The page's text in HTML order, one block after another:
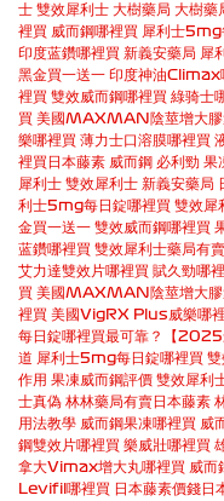
士 雙效犀利士 大樹藥局 大樹藥
裡買 威而鋼哪裡買 犀利士5mg
印度蓝鑽哪裡買 新義安藥局 犀
黑金買一送一 印度神油Climax
裡買 雙效威而鋼哪裡買 綠骑士
買 美國MAXMAN陰莖增大膠
樂哪裡買 薄力士口溶膜哪裡買
裡買 日本藤素 威而鋼 必利勁 果
犀利士 雙效犀利士 新義安藥局
利士5mg每日錠哪裡買 雙效犀
金買一送一 雙效威而鋼哪裡買
蓝鑽哪裡買 雙效犀利士藥局有
艾力達雙效片哪裡買 賦久勁哪
買 美國MAXMAN陰莖增大膠
裡買 美國VigRX Plus威樂哪
每日錠哪裡買最可靠？【2025
道 犀利士5mg每日錠哪裡買 雙
作用 果凍威而鋼評價 雙效犀利
士真偽 林林藥局有賣日本藤素
用法教學 威而鋼果凍哪裡買 威
鋼雙效片哪裡買 樂威壯哪裡買
拿大Vimax增大丸哪裡買 威
Levifil哪裡買 日本藤素價錢日